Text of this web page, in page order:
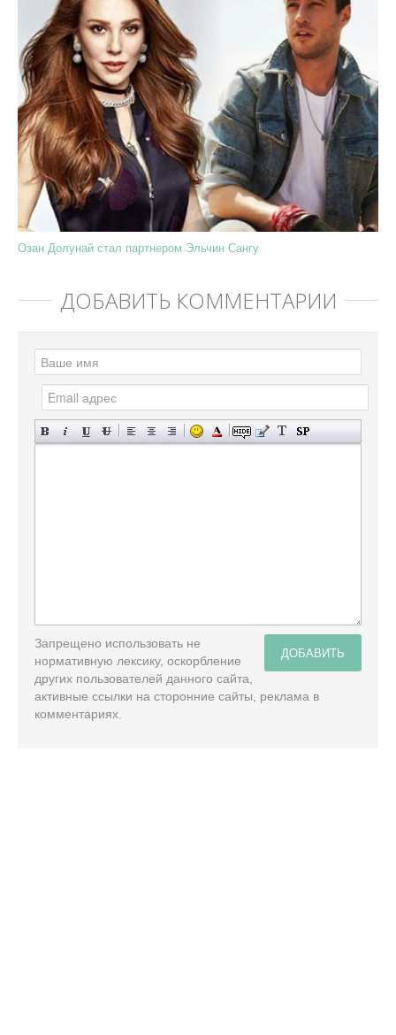
Озан Долунай стал партнером Эльчин Сангу
ДОБАВИТЬ КОММЕНТАРИЙ
ДОБАВИТЬ
Запрещено использовать не
нормативную лексику, оскорбление
других пользователей данного сайта,
активные ссылки на сторонние сайты, реклама в
комментариях.